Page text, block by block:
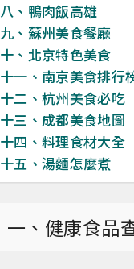
八、鴨肉飯高雄
九、蘇州美食餐廳
十、北京特色美食
十一、南京美食排行
十二、杭州美食必吃
十三、成都美食地圖
十四、料理食材大全
十五、湯麵怎麼煮
一、健康食品